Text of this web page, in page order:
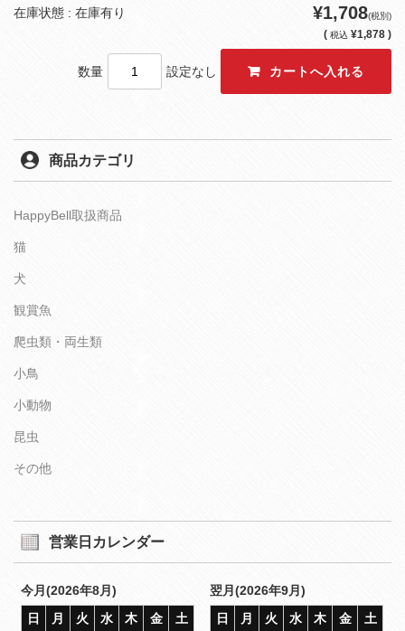
在庫状態 : 在庫有り ¥1,708(税別)
( 税込 ¥1,878 )
数量 設定なし
商品カテゴリ
HappyBell取扱商品
猫
犬
観賞魚
爬虫類・両生類
小鳥
小動物
昆虫
その他
営業日カレンダー
今月(2026年8月)
日
月 火 水 木 金
土
翌月(2026年9月)
日
月 火 水 木 金
土